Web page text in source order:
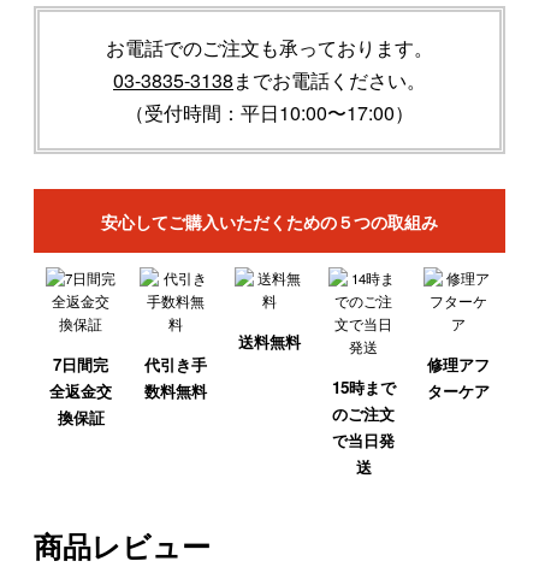
お電話でのご注文も承っております。
03-3835-3138までお電話ください。
（受付時間：平日10:00〜17:00）
安心してご購入いただくための５つの取組み
7日間完
全返金交
換保証
代引き手
数料無料
送料無料
15時まで
のご注文
で当日発
送
修理アフ
ターケア
商品レビュー